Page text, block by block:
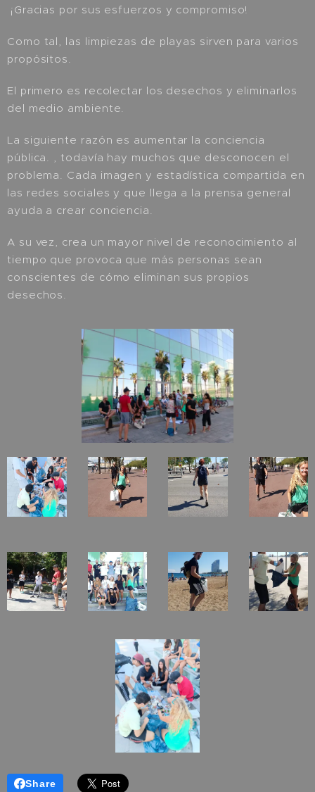
¡Gracias por sus esfuerzos y compromiso!
Como tal, las limpiezas de playas sirven para varios
propósitos.
El primero es recolectar los desechos y eliminarlos
del medio ambiente.
La siguiente razón es aumentar la conciencia
pública. , todavía hay muchos que desconocen el
problema. Cada imagen y estadística compartida en
las redes sociales y que llega a la prensa general
ayuda a crear conciencia.
A su vez, crea un mayor nivel de reconocimiento al
tiempo que provoca que más personas sean
conscientes de cómo eliminan sus propios
desechos.
Share